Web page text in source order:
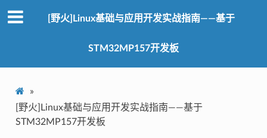
[野火]Linux基础与应用开发实战指南——基于
STM32MP157开发板
»
[野火]Linux基础与应用开发实战指南——基于
STM32MP157开发板